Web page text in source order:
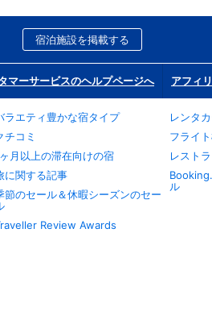
宿泊施設を掲載する
マーサービスのヘルプページへ アフィ
ラエティ豊かな宿タイプ
チコミ
月以上の滞在向けの宿
に関する記事
節のセール＆休暇シーズンのセー
Review Awards
レンタ
フライ
レスト
ル